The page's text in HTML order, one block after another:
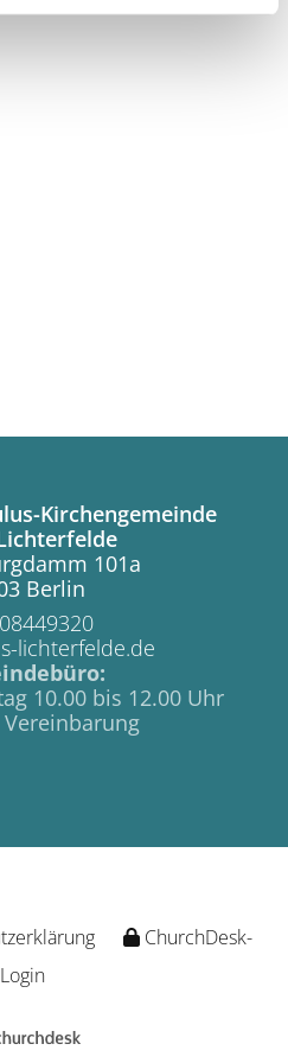
Kirchengemeinde
101a
Berlin
lichterfelde.de
10.00 bis 12.00 Uhr
ChurchDesk-
Login